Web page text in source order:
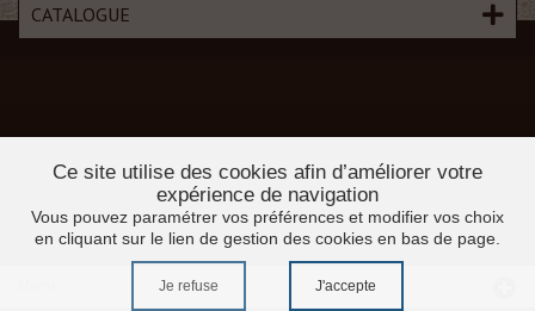
CATALOGUE
Ce site utilise des cookies afin d’améliorer votre
expérience de navigation
Vous pouvez paramétrer vos préférences et modifier vos choix
en cliquant sur le lien de gestion des cookies en bas de page.
Je refuse J'accepte